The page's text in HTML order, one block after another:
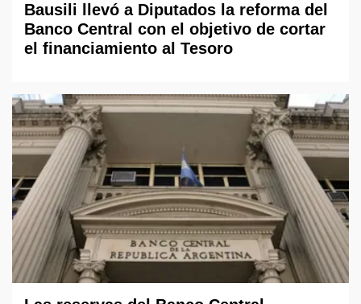
Bausili llevó a Diputados la reforma del
Banco Central con el objetivo de cortar
el financiamiento al Tesoro